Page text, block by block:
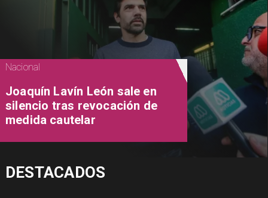
Nacional
Joaquín Lavín León sale en
silencio tras revocación de
medida cautelar
DESTACADOS